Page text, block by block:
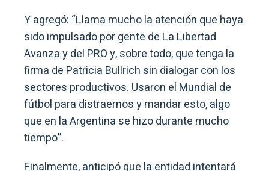
Y agregó: “Llama mucho la atención que haya
sido impulsado por gente de La Libertad
Avanza y del PRO y, sobre todo, que tenga la
firma de Patricia Bullrich sin dialogar con los
sectores productivos. Usaron el Mundial de
fútbol para distraernos y mandar esto, algo
que en la Argentina se hizo durante mucho
tiempo”.
Finalmente, anticipó que la entidad intentará